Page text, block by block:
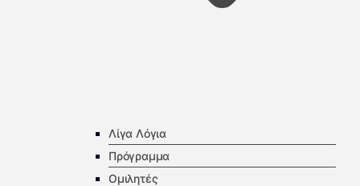
Λίγα Λόγια
Πρόγραμμα
Ομιλητές